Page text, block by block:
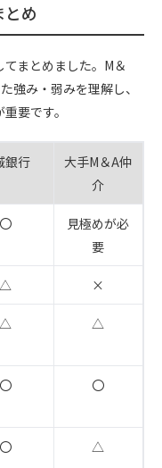
め
まとめました。M＆
強み・弱みを理解し、
要です。
銀行
大手M＆A仲
介
〇
見極めが必
要
△ ×
△ △
〇 〇
〇 △